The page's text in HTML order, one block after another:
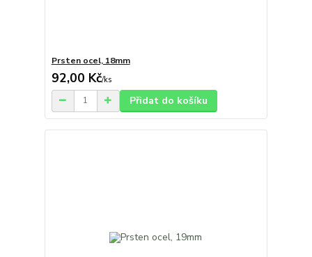
Prsten ocel, 18mm
92,00 Kč/ks
Přidat do košíku